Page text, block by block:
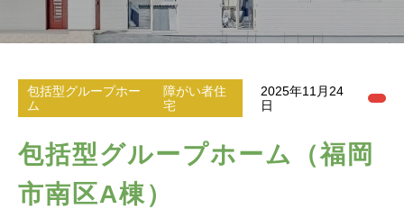
包括型グループホー
ム
障がい者住
宅
2025年11月24
日
包括型グループホーム（福岡
市南区A棟）